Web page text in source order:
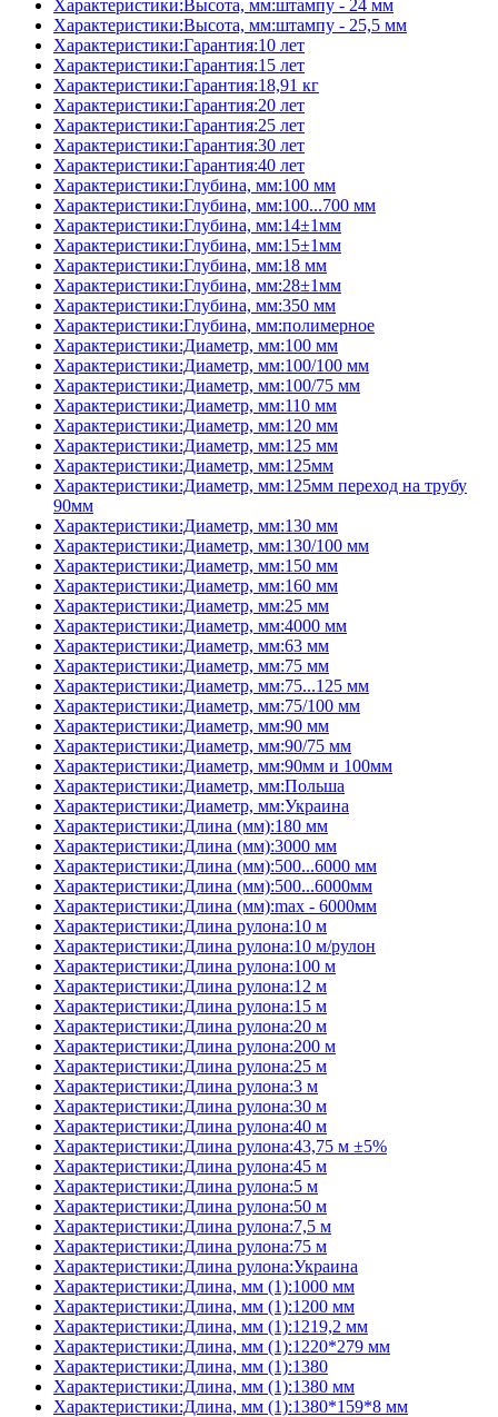
Характеристики:Высота, мм:штампу - 24 мм
Характеристики:Высота, мм:штампу - 25,5 мм
Характеристики:Гарантия:10 лет
Характеристики:Гарантия:15 лет
Характеристики:Гарантия:18,91 кг
Характеристики:Гарантия:20 лет
Характеристики:Гарантия:25 лет
Характеристики:Гарантия:30 лет
Характеристики:Гарантия:40 лет
Характеристики:Глубина, мм:100 мм
Характеристики:Глубина, мм:100...700 мм
Характеристики:Глубина, мм:14±1мм
Характеристики:Глубина, мм:15±1мм
Характеристики:Глубина, мм:18 мм
Характеристики:Глубина, мм:28±1мм
Характеристики:Глубина, мм:350 мм
Характеристики:Глубина, мм:полимерное
Характеристики:Диаметр, мм:100 мм
Характеристики:Диаметр, мм:100/100 мм
Характеристики:Диаметр, мм:100/75 мм
Характеристики:Диаметр, мм:110 мм
Характеристики:Диаметр, мм:120 мм
Характеристики:Диаметр, мм:125 мм
Характеристики:Диаметр, мм:125мм
Характеристики:Диаметр, мм:125мм переход на трубу
90мм
Характеристики:Диаметр, мм:130 мм
Характеристики:Диаметр, мм:130/100 мм
Характеристики:Диаметр, мм:150 мм
Характеристики:Диаметр, мм:160 мм
Характеристики:Диаметр, мм:25 мм
Характеристики:Диаметр, мм:4000 мм
Характеристики:Диаметр, мм:63 мм
Характеристики:Диаметр, мм:75 мм
Характеристики:Диаметр, мм:75...125 мм
Характеристики:Диаметр, мм:75/100 мм
Характеристики:Диаметр, мм:90 мм
Характеристики:Диаметр, мм:90/75 мм
Характеристики:Диаметр, мм:90мм и 100мм
Характеристики:Диаметр, мм:Польша
Характеристики:Диаметр, мм:Украина
Характеристики:Длина (мм):180 мм
Характеристики:Длина (мм):3000 мм
Характеристики:Длина (мм):500...6000 мм
Характеристики:Длина (мм):500...6000мм
Характеристики:Длина (мм):max - 6000мм
Характеристики:Длина рулона:10 м
Характеристики:Длина рулона:10 м/рулон
Характеристики:Длина рулона:100 м
Характеристики:Длина рулона:12 м
Характеристики:Длина рулона:15 м
Характеристики:Длина рулона:20 м
Характеристики:Длина рулона:200 м
Характеристики:Длина рулона:25 м
Характеристики:Длина рулона:3 м
Характеристики:Длина рулона:30 м
Характеристики:Длина рулона:40 м
Характеристики:Длина рулона:43,75 м ±5%
Характеристики:Длина рулона:45 м
Характеристики:Длина рулона:5 м
Характеристики:Длина рулона:50 м
Характеристики:Длина рулона:7,5 м
Характеристики:Длина рулона:75 м
Характеристики:Длина рулона:Украина
Характеристики:Длина, мм (1):1000 мм
Характеристики:Длина, мм (1):1200 мм
Характеристики:Длина, мм (1):1219,2 мм
Характеристики:Длина, мм (1):1220*279 мм
Характеристики:Длина, мм (1):1380
Характеристики:Длина, мм (1):1380 мм
Характеристики:Длина, мм (1):1380*159*8 мм